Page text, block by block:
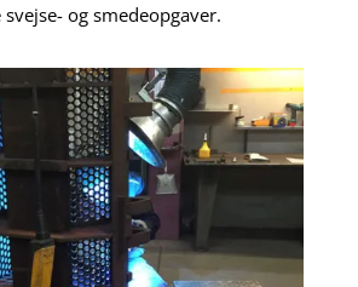
og smedeopgaver.